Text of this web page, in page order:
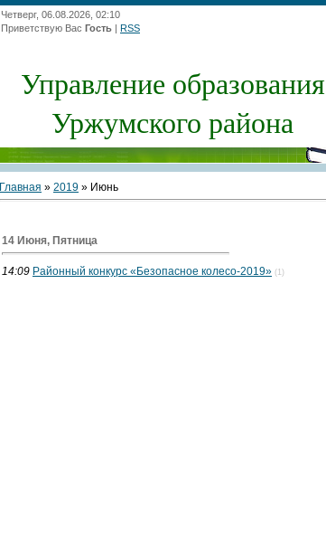
Четверг, 06.08.2026, 02:10
Приветствую Вас Гость | RSS
Управление образования
Уржумского района
Главная » 2019 » Июнь
14 Июня, Пятница
14:09 Районный конкурс «Безопасное колесо-2019» (1)